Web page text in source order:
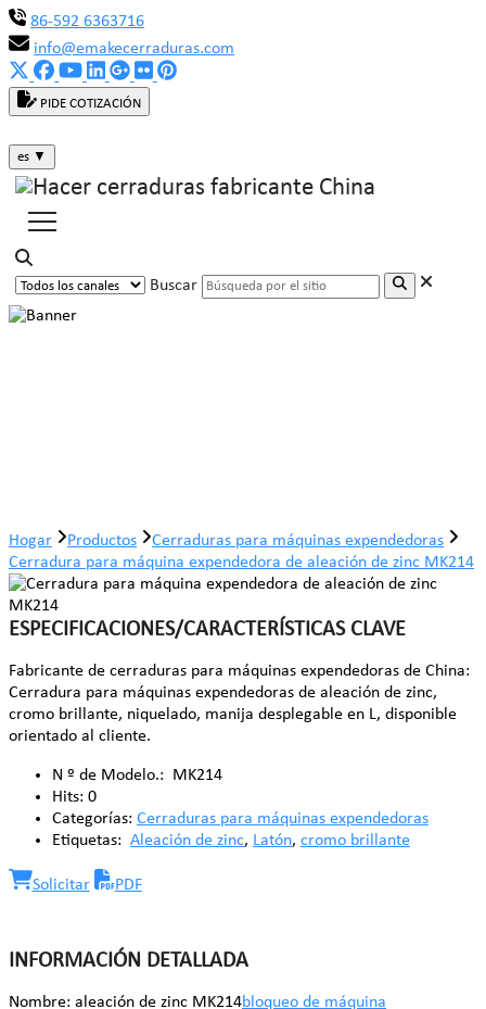
86-592 6363716
info@emakecerraduras.com
PIDE COTIZACIÓN
es ▼
Buscar
Hogar Productos
Cerraduras para máquinas expendedoras
Cerradura para máquina expendedora de aleación de zinc MK214
ESPECIFICACIONES/CARACTERÍSTICAS CLAVE
Fabricante de cerraduras para máquinas expendedoras de China:
Cerradura para máquinas expendedoras de aleación de zinc,
cromo brillante, niquelado, manija desplegable en L, disponible
orientado al cliente.
N º de Modelo.:
MK214
Hits: 0
Categorías: Cerraduras para máquinas expendedoras
Etiquetas: Aleación de zinc, Latón, cromo brillante
Solicitar PDF
INFORMACIÓN DETALLADA
Nombre: aleación de zinc MK214bloqueo de máquina